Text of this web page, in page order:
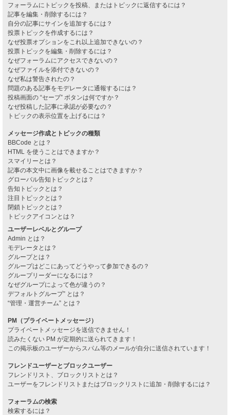
フォーラムにトピックを投稿、またはトピックに返信するには？
記事を編集・削除するには？
自分の記事にサインを追加するには？
投票トピックを作成するには？
なぜ投票オプションをこれ以上追加できないの？
投票トピックを編集・削除するには？
なぜフォーラムにアクセスできないの？
なぜファイルを添付できないの？
なぜ私は警告されたの？
問題のある記事をモデレータに通報するには？
投稿画面の “セーブ” ボタンは何ですか？
なぜ投稿した記事に承認が必要なの？
トピックの表示位置を上げるには？
メッセージ作成とトピックの種類
BBCode とは？
HTML を使うことはできますか？
スマイリーとは？
記事の本文中に画像を載せることはできますか？
グローバル告知トピックとは？
告知トピックとは？
注目トピックとは？
閉鎖トピックとは？
トピックアイコンとは？
ユーザーレベルとグループ
Admin とは？
モデレータとは？
グループとは？
グループはどこにあってどうやって参加できるの？
グループリーダーになるには？
なぜグループによって色が違うの？
デフォルトグループ” とは？
“管理・運営チーム” とは？
PM（プライベートメッセージ）
プライベートメッセージを送信できません！
読みたくない PM が定期的に送られてきます！
この掲示板のユーザーからスパム等のメールが自分に送信されています！
フレンドユーザーとブロックユーザー
フレンドリスト、ブロックリストとは？
ユーザーをフレンドリストまたはブロックリストに追加・削除するには？
フォーラムの検索
検索するには？